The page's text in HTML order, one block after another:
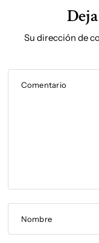
Su dirección de
Comentario
Nombre